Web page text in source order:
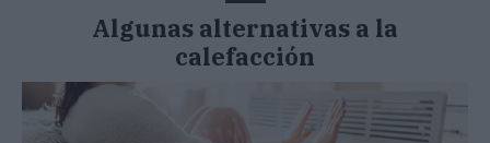
Algunas alternativas a la
calefacción